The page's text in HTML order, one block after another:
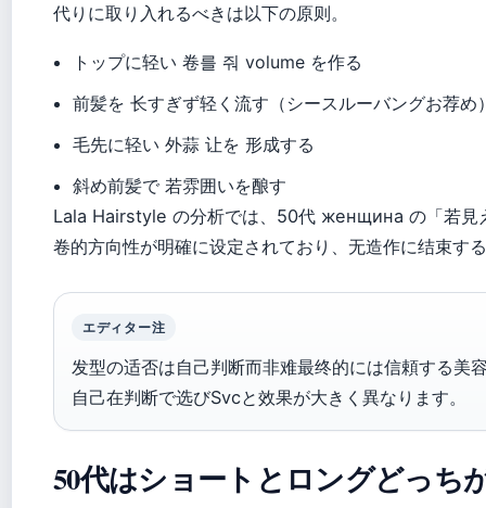
代りに取り入れるべきは以下の原则。
トップに轻い 卷를 줘 volume を作る
前髪を 长すぎず轻く流す（シースルーバングお荐め
毛先に轻い 外蒜 让を 形成する
斜め前髪で 若雰囲いを酿す
Lala Hairstyle の分析では、50代 женщина の「若見
卷的方向性が明確に设定されており、无造作に结束す
エディター注
发型の适否は自己判断而非难最终的には信頼する美
自己在判断で选びSvcと效果が大きく異なります。
50代はショートとロングどっち